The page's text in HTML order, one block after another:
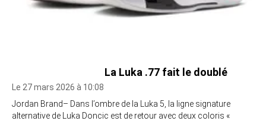
La Luka .77 fait le doublé
Le 27 mars 2026 à 10:08
Jordan Brand– Dans l’ombre de la Luka 5, la ligne signature
alternative de Luka Doncic est de retour avec deux coloris «